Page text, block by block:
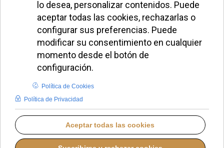
jóvenes de España
irán al Jubileo: de
los 3.000 de Madrid
o Valencia a los 18
de Soria o 6 de
Tarazona